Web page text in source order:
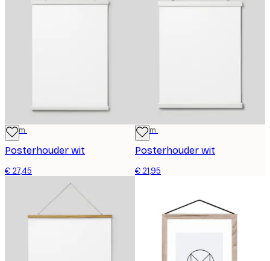
51 cm
Posterhouder wit
€ 27,45
41 cm
Posterhouder wit
€ 21,95